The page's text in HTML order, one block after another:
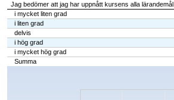
Jag bedömer att jag har uppnått kursens alla lärandemål.
i mycket liten grad
i liten grad
delvis
i hög grad
i mycket hög grad
Summa
Chart
The chart has 1 X axis displaying categories.